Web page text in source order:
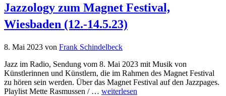
Jazzology zum Magnet Festival,
Wiesbaden (12.-14.5.23)
8. Mai 2023 von Frank Schindelbeck
Jazz im Radio, Sendung vom 8. Mai 2023 mit Musik von
Künstlerinnen und Künstlern, die im Rahmen des Magnet Festival
zu hören sein werden. Über das Magnet Festival auf den Jazzpages.
Playlist Mette Rasmussen / … weiterlesen